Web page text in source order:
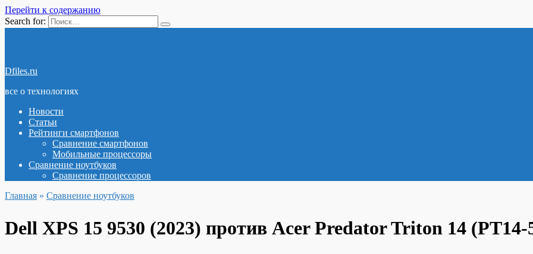
Перейти к содержанию
Search for:
Dfiles.ru
все о технологиях
Новости
Статьи
Рейтинги смартфонов
Сравнение смартфонов
Мобильные процессоры
Сравнение ноутбуков
Сравнение процессоров
Главная » Сравнение ноутбуков
Dell XPS 15 9530 (2023) против Acer Predator Triton 14 (PT14-